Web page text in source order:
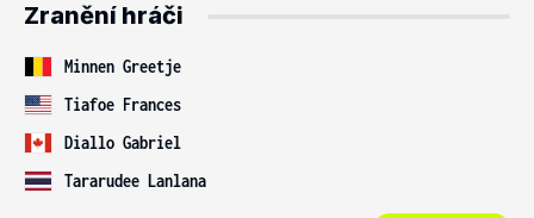
Zranění hráči
Minnen Greetje
Tiafoe Frances
Diallo Gabriel
Tararudee Lanlana